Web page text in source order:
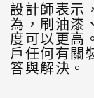
設計師表示
為，刷油漆
度可以更高
戶任何有關
答與解決。